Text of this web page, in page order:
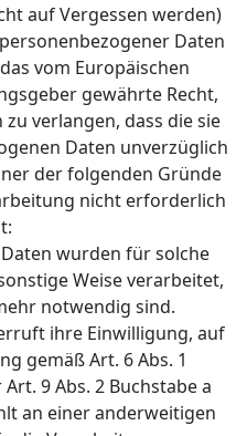
auf Vergessen werden)
Daten
vom Europäischen
gewährte Recht,
verlangen, dass die sie
Daten unverzüglich
der folgenden Gründe
nicht erforderlich
wurden für solche
Weise verarbeitet,
notwendig sind.
ihre Einwilligung, auf
gemäß Art. 6 Abs. 1
9 Abs. 2 Buchstabe a
an einer anderweitigen